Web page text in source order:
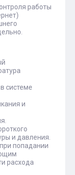
работы
системе
и
и давления.
попадании
расхода